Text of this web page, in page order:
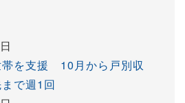
帯を支援 10月から戸別収
で週1回